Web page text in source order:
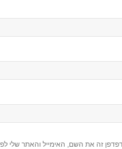
זה את השם, האימייל והאתר שלי